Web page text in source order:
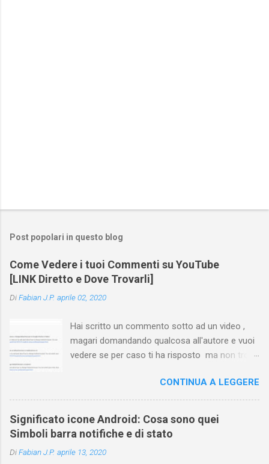
Post popolari in questo blog
Come Vedere i tuoi Commenti su YouTube
[LINK Diretto e Dove Trovarli]
DiFabian J.P. aprile 02, 2020
Hai scritto un commento sotto ad un video ,
magari domandando qualcosa all'autore e vuoi
vedere se per caso ti ha risposto ma non trovi
nessuna voce del tipo " cronologia commenti
YouTube " o cose simili? Vuoi sapere come
farlo sia se accedi dal tuo computer (PC/Mac)
oppure tramite smartphone (Android o iPhone)
trovare i propri commenti di YouTube , ossia
CONTINUA A LEGGERE
Significato icone Android: Cosa sono quei
Simboli barra notifiche e di stato
DiFabian J.P. aprile 13, 2020